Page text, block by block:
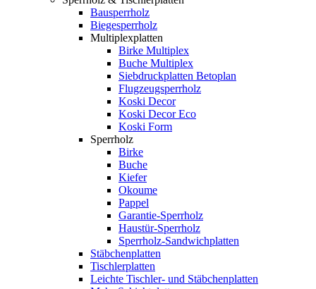
Bausperrholz
Biegesperrholz
Multiplexplatten
Birke Multiplex
Buche Multiplex
Siebdruckplatten Betoplan
Flugzeugsperrholz
Koski Decor
Koski Decor Eco
Koski Form
Sperrholz
Birke
Buche
Kiefer
Okoume
Pappel
Garantie-Sperrholz
Haustür-Sperrholz
Sperrholz-Sandwichplatten
Stäbchenplatten
Tischlerplatten
Leichte Tischler- und Stäbchenplatten